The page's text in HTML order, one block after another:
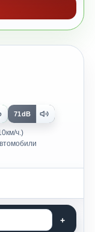
71dB
ч.)